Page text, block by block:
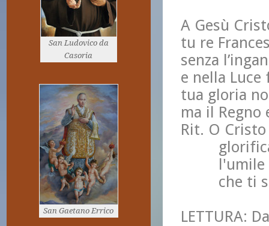
San Ludovico da
Casoria
San Gaetano Errico
A Gesù
tu re
senza
e nella
tua gloria
ma il Regno
Rit. O
glorifica
l'umile e
che ti
LETTURA: